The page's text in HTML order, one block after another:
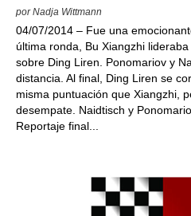
por Nadja Wittmann
04/07/2014 – Fue una
última ronda, Bu Xiangzhi
sobre Ding Liren. Ponomariov y
distancia. Al final, Ding Liren se
misma puntuación que Xiangzhi,
desempate. Naidtisch y
Reportaje final...